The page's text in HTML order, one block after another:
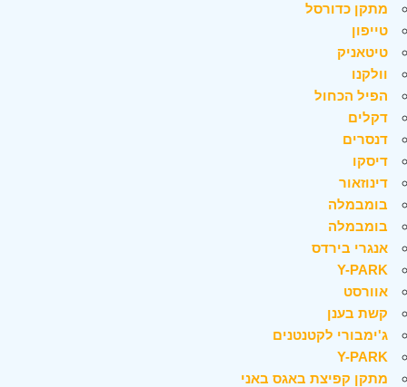
מתקן כדורסל
טייפון
טיטאניק
וולקנו
הפיל הכחול
דקלים
דנסרים
דיסקו
דינוזאור
בומבמלה
בומבמלה
אנגרי בירדס
Y-PARK
אוורסט
קשת בענן
ג'ימבורי לקטנטנים
Y-PARK
מתקן קפיצת באגס באני